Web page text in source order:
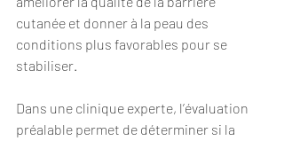
cutanée et donner à la peau des
conditions plus favorables pour se
stabiliser.
Dans une clinique experte, l’évaluation
préalable permet de déterminer si la